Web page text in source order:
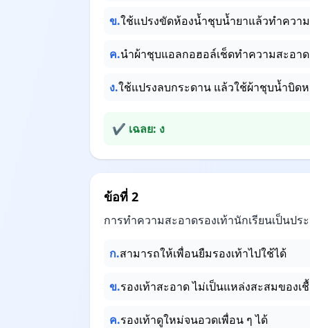
ข.ใช้แปรงขัดห้องน้ำชุบน้ำยาแล้วทำควา
ค.นำผ้าชุบแอลกอฮอล์เช็ดทำความสะอาด
ง.ใช้แปรงลบกระดาน แล้วใช้ผ้าชุบน้ำบิด
✔ เฉลย: ง
ข้อที่ 2
การทำความสะอาดรองเท้านักเรียนเป็นปร
ก.สามารถให้เพื่อนยืมรองเท้าไปใช้ได้
ข.รองเท้าสะอาด ไม่เป็นแหล่งสะสมของเ
ค.รองเท้าดูใหม่จนอวดเพื่อน ๆ ได้